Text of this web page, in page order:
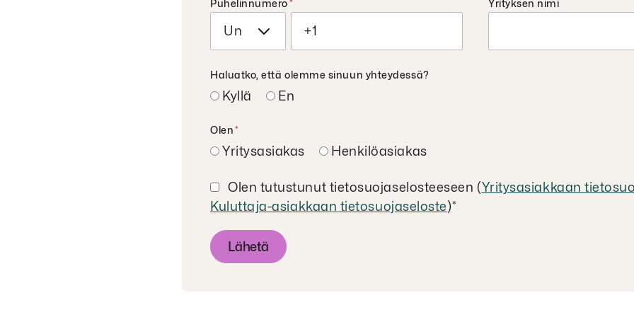
Puhelinnumero* Yrityksen nimi
Haluatko, että olemme sinuun yhteydessä?
Kyllä En
Olen*
Yritysasiakas Henkilöasiakas
Olen tutustunut tietosuojaselosteeseen (Yritysasiakkaan
Kuluttaja-asiakkaan tietosuojaseloste)*